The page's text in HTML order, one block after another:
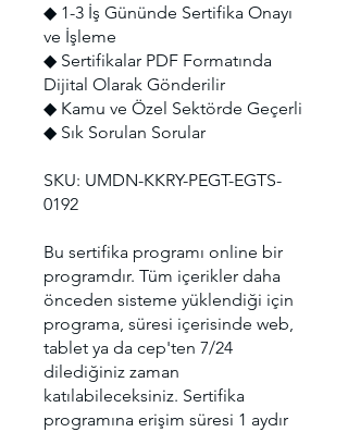
◆ 1-3 İş Gününde Sertifika Onayı
ve İşleme
◆ Sertifikalar PDF Formatında
Dijital Olarak Gönderilir
◆ Kamu ve Özel Sektörde Geçerli
◆ Sık Sorulan Sorular
SKU: UMDN-KKRY-PEGT-EGTS-
0192
Bu sertifika programı online bir
programdır. Tüm içerikler daha
önceden sisteme yüklendiği için
programa, süresi içerisinde web,
tablet ya da cep'ten 7/24
dilediğiniz zaman
katılabileceksiniz. Sertifika
programına erişim süresi 1 aydır